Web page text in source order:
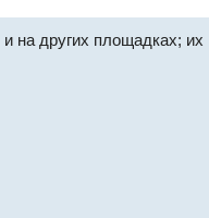
и на других площадках; их